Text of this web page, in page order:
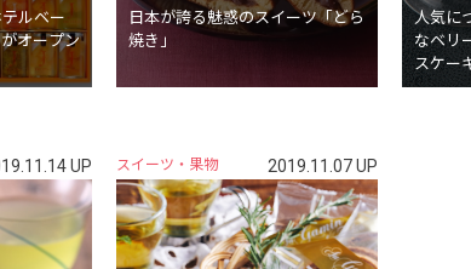
ルベー
オープン
日本が誇る魅惑のスイーツ「どら
焼き」
人気に
なベリ
スケー
UP スイーツ・果物 2019.11.07 UP